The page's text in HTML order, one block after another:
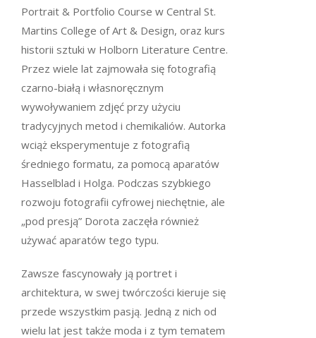
Portrait & Portfolio Course w Central St.
Martins College of Art & Design, oraz kurs
historii sztuki w Holborn Literature Centre.
Przez wiele lat zajmowała się fotografią
czarno-białą i własnoręcznym
wywoływaniem zdjęć przy użyciu
tradycyjnych metod i chemikaliów. Autorka
wciąż eksperymentuje z fotografią
średniego formatu, za pomocą aparatów
Hasselblad i Holga. Podczas szybkiego
rozwoju fotografii cyfrowej niechętnie, ale
„pod presją” Dorota zaczęła również
używać aparatów tego typu.
Zawsze fascynowały ją portret i
architektura, w swej twórczości kieruje się
przede wszystkim pasją. Jedną z nich od
wielu lat jest także moda i z tym tematem